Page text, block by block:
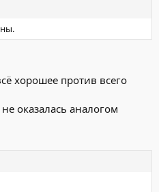
хорошее против всего
оказалась аналогом